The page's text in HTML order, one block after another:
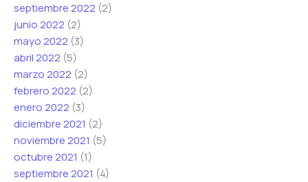
septiembre 2022 (2)
junio 2022 (2)
mayo 2022 (3)
abril 2022 (5)
marzo 2022 (2)
febrero 2022 (2)
enero 2022 (3)
diciembre 2021 (2)
noviembre 2021 (5)
octubre 2021 (1)
septiembre 2021 (4)